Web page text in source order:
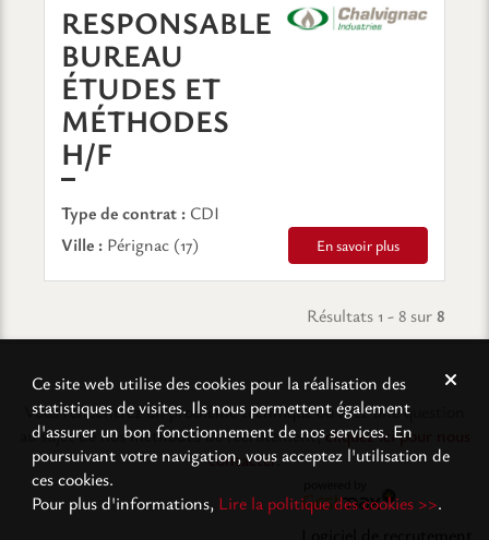
Ce site web utilise des cookies pour la réalisation des
statistiques de visites. Ils nous permettent également
d'assurer un bon fonctionnement de nos services. En
poursuivant votre navigation, vous acceptez l'utilisation de
ces cookies.
Pour plus d'informations, Lire la politique des cookies >>.
RESPONSABLE
BUREAU
ÉTUDES ET
MÉTHODES
H/F
Type de contrat : CDI
Ville : Pérignac (17) En savoir plus
Résultats 1 - 8 sur8
Vous rencontrez un problème technique ou avez une question
au sujet de nos méthodes de recrutement,cliquez ici pour nous
contacter.